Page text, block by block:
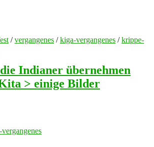
/vergangenes /kiga-vergangenes /krippe-
die Indianer übernehmen
> einige Bilder